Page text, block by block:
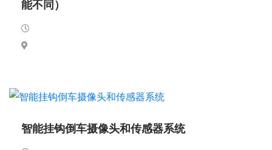
能不同）
智能挂钩倒车摄像头和传感器系统